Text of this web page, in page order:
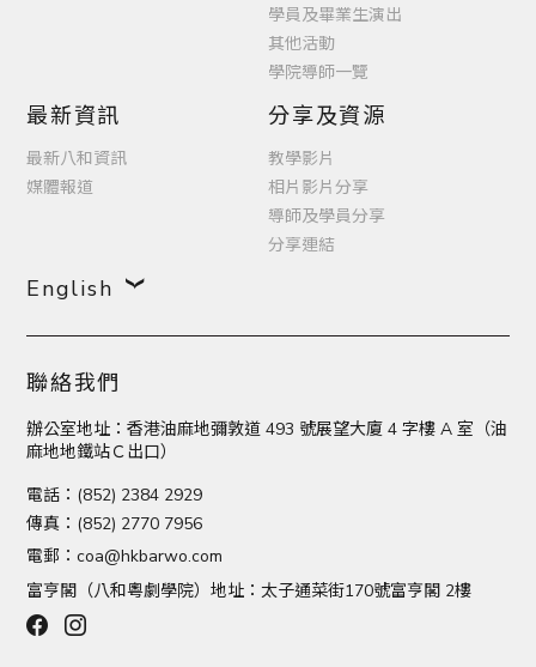
學員及畢業生演出
其他活動
學院導師一覽
最新資訊
最新八和資訊
媒體報道
分享及資源
教學影片
相片影片分享
導師及學員分享
分享連結
English
聯絡我們
辦公室地址：香港油麻地彌敦道 493 號展望大廈 4 字樓 A 室（油
麻地地鐵站Ｃ出口）
電話：(852) 2384 2929
傳真：(852) 2770 7956
電郵： coa@hkbarwo.com
富亨閣（八和粵劇學院）地址：太子通菜街170號富亨閣 2樓